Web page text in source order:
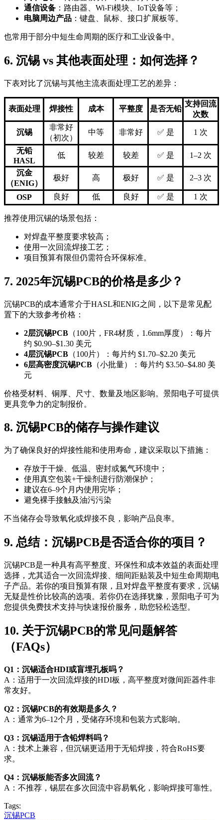
通信设备 ：路由器、Wi-Fi模块、IoT设备等；
电脑周边产品 ：键盘、鼠标、接口扩展板等。
也常用于部分中短生命周期的医疗和工业设备中。
6. 沉锡 vs 其他表面处理：如何选择？
下表对比了沉锡与其他主流表面处理工艺的差异：
表面处理 焊接性 成本 平整度 是否无铅
支持回流
次数
沉锡
非常好
（初次）
中等 非常好 ✅ 是 1 次
无铅
HASL
低 较差 较差 ✅ 是 1–2 次
沉金
（ENIG）
极好 高 极好 ✅ 是 2–3 次
OSP 良好 低 良好 ✅ 是 1 次
推荐使用沉锡的场景包括：
对焊盘平整度要求较高；
使用一次回流焊接工艺；
项目预算有限但仍需符合环保标准。
7. 2025年沉锡PCB的价格是多少？
沉锡PCB的成本通常介于HASL和ENIG之间，以下是常见配
置下的大致参考价格：
2层沉锡PCB （100片，FR4材质，1.6mm厚度）：每片
约 $0.90–$1.30 美元
4层沉锡PCB （100片）：每片约 $1.70–$2.20 美元
6层高密度沉锡PCB （小批量）：每片约 $3.50–$4.80 美
元
价格受材料、铜厚、尺寸、数量及地区影响。景阳电子可提供
更具竞争力的定制报价。
8. 沉锡PCB的储存与操作建议
为了确保良好的焊接性能和使用寿命，建议采取以下措施：
存放于干燥、低温、密封或氮气环境中；
使用真空包装+干燥剂进行防潮保护；
建议在6–9个月内使用完毕；
避免裸手接触及油污污染
不当储存会导致氧化或焊接不良，影响产品良率。
9. 总结：沉锡PCB是否适合你的项目？
沉锡PCB是一种具有高平整度、环保性和成本效益的表面处理
选择，尤其适合一次回流焊接、细间距贴装及中短生命周期电
子产品。若你的项目预算有限，且对焊盘平整度有要求，沉锡
无疑是性价比较高的选项。若你仍在选择犹豫，景阳电子可为
您提供免费技术支持与快速报价服务，助您轻松选型。
10. 关于沉锡PCB的常见问题解答
（FAQs）
Q1：沉锡适合HDI或盲埋孔板吗？
A：适用于一次回流焊接的HDI板，高平整度对微间距器件非
常友好。
Q2：沉锡PCB的有效期是多久？
A：通常为6–12个月，受储存环境和包装方式影响。
Q3：沉锡适用于含铅焊料吗？
A：技术上兼容，但沉锡更适用于无铅焊接，符合RoHS要
求。
Q4：沉锡板能否多次回流？
A：不推荐，锡层在多次回流中容易氧化，影响焊接可靠性。
Tags:
沉锡PCB